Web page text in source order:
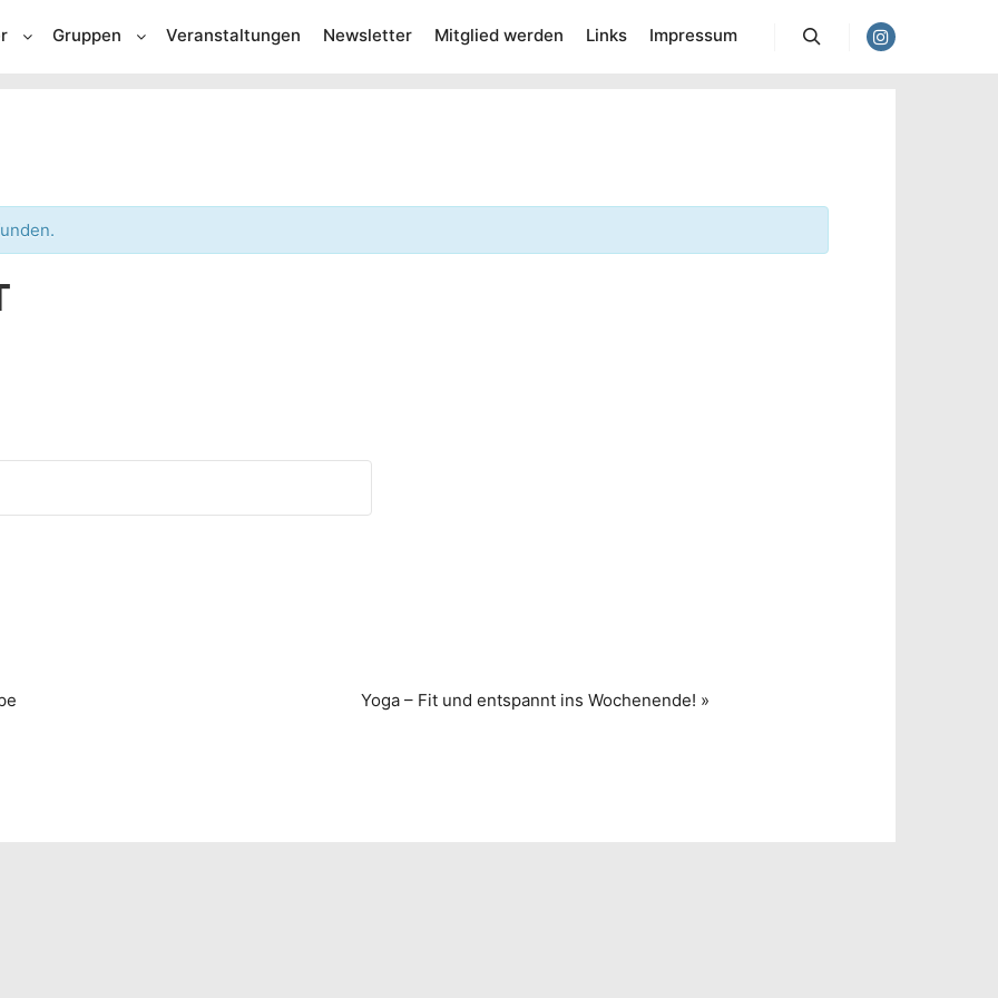
Gruppen Veranstaltungen Newsletter Mitglied werden Links Impressum
Yoga – Fit und entspannt ins Wochenende! »